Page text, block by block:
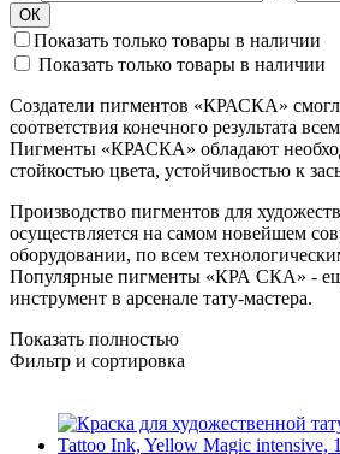
ОК
Показать только товары в наличии
Показать только товары в наличии
Создатели пигментов «КРАСКА»
соответствия конечного результата
Пигменты «КРАСКА» обладают
стойкостью цвета, устойчивостью к
Производство пигментов для
осуществляется на самом новейшем
оборудовании, по всем
Популярные пигменты «КРА СКА» -
инструмент в арсенале тату-мастера.
Показать полностью
Фильтр и сортировка